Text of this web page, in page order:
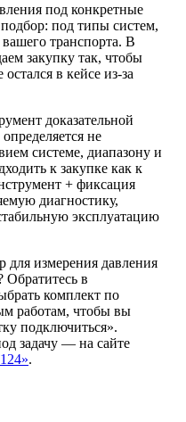
под конкретные
под типы систем,
транспорта. В
закупку так, чтобы
в кейсе из-за
доказательной
не
системе, диапазону и
к закупке как к
+ фиксация
диагностику,
эксплуатацию
для измерения давления
Обратитесь в
комплект по
работам, чтобы вы
подключиться».
задачу — на сайте
.